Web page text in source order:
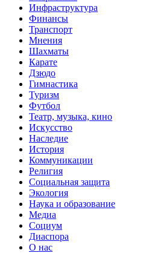
Инфраструктура
Финансы
Транспорт
Мнения
Шахматы
Карате
Дзюдо
Гимнастика
Туризм
Футбол
Театр, музыка, кино
Искусство
Наследие
История
Коммуникации
Религия
Социальная защита
Экология
Наука и образование
Медиа
Социум
Диаспора
О нас